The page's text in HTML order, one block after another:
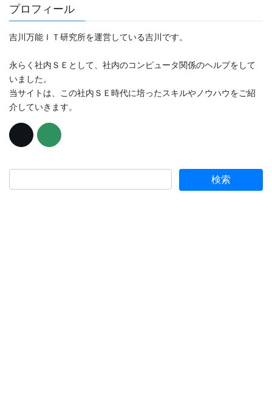
プロフィール
吉川万能ＩＴ研究所を運営している吉川です。
永らく社内ＳＥとして、社内のコンピュータ関係のヘルプをして
いました。
当サイトは、この社内ＳＥ時代に培ったスキルやノウハウをご紹
介していきます。